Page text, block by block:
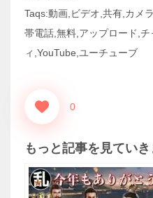
Taqs:動画,ビデオ,共有,カメ
帯電話,無料,アップロード,
ィ,YouTube,ユーチューブ
0
もっと記事を見ていき